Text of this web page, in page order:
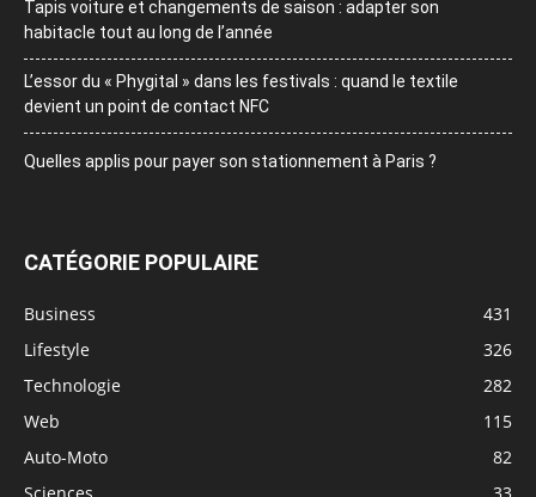
Tapis voiture et changements de saison : adapter son
habitacle tout au long de l’année
L’essor du « Phygital » dans les festivals : quand le textile
devient un point de contact NFC
Quelles applis pour payer son stationnement à Paris ?
CATÉGORIE POPULAIRE
Business
431
Lifestyle
326
Technologie
282
Web
115
Auto-Moto
82